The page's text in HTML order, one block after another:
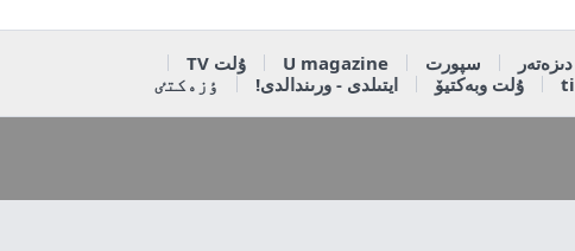
دىزەتەر سپورت U magazine
ۇلت TV
ۇلت وبەكتيۆ ايتىلدى - ورىندالدى! ٶزەكتٸ